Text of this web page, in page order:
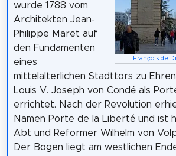
François de
wurde 1788 vom
Architekten Jean-
Philippe Maret auf
den Fundamenten
eines
mittelalterlichen Stadttors zu
Louis V. Joseph von Condé als
errichtet. Nach der Revolution
Namen Porte de la Liberté und ist
Abt und Reformer Wilhelm von
Der Bogen liegt am westlichen